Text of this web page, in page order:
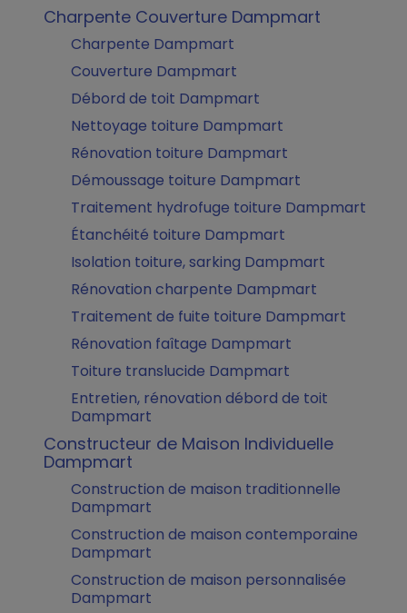
Charpente Couverture Dampmart
Charpente Dampmart
Couverture Dampmart
Débord de toit Dampmart
Nettoyage toiture Dampmart
Rénovation toiture Dampmart
Démoussage toiture Dampmart
Traitement hydrofuge toiture Dampmart
Étanchéité toiture Dampmart
Isolation toiture, sarking Dampmart
Rénovation charpente Dampmart
Traitement de fuite toiture Dampmart
Rénovation faîtage Dampmart
Toiture translucide Dampmart
Entretien, rénovation débord de toit
Dampmart
Constructeur de Maison Individuelle
Dampmart
Construction de maison traditionnelle
Dampmart
Construction de maison contemporaine
Dampmart
Construction de maison personnalisée
Dampmart